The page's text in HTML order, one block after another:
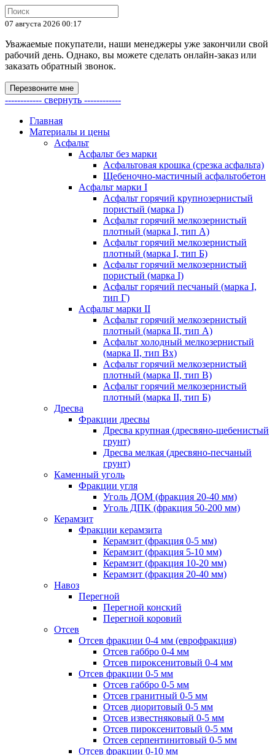
07 августа 2026 00:17
Уважаемые покупатели, наши менеджеры уже закончили свой
рабочий день. Однако, вы можете сделать онлайн-заказ или
заказать обратный звонок.
Перезвоните мне
------------ свернуть ------------
Главная
Материалы и цены
Асфальт
Асфальт без марки
Асфальтовая крошка (срезка асфальта)
Щебеночно-мастичный асфальтобетон
Асфальт марки I
Асфальт горячий крупнозернистый
пористый (марка I)
Асфальт горячий мелкозернистый
плотный (марка I, тип А)
Асфальт горячий мелкозернистый
плотный (марка I, тип Б)
Асфальт горячий мелкозернистый
пористый (марка I)
Асфальт горячий песчаный (марка I,
тип Г)
Асфальт марки II
Асфальт горячий мелкозернистый
плотный (марка II, тип А)
Асфальт холодный мелкозернистый
(марка II, тип Вх)
Асфальт горячий мелкозернистый
плотный (марка II, тип В)
Асфальт горячий мелкозернистый
плотный (марка II, тип Б)
Дресва
Фракции дресвы
Дресва крупная (дресвяно-щебенистый
грунт)
Дресва мелкая (дресвяно-песчаный
грунт)
Каменный уголь
Фракции угля
Уголь ДОМ (фракция 20-40 мм)
Уголь ДПК (фракция 50-200 мм)
Керамзит
Фракции керамзита
Керамзит (фракция 0-5 мм)
Керамзит (фракция 5-10 мм)
Керамзит (фракция 10-20 мм)
Керамзит (фракция 20-40 мм)
Навоз
Перегной
Перегной конский
Перегной коровий
Отсев
Отсев фракции 0-4 мм (еврофракция)
Отсев габбро 0-4 мм
Отсев пироксенитовый 0-4 мм
Отсев фракции 0-5 мм
Отсев габбро 0-5 мм
Отсев гранитный 0-5 мм
Отсев диоритовый 0-5 мм
Отсев известняковый 0-5 мм
Отсев пироксенитовый 0-5 мм
Отсев серпентинитовый 0-5 мм
Отсев фракции 0-10 мм